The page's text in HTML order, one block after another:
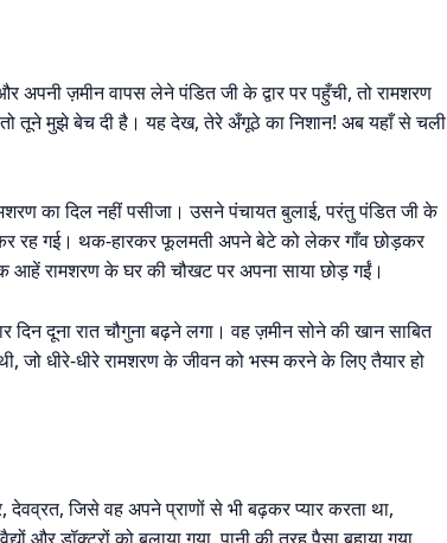
ज़मीन वापस लेने पंडित जी के द्वार पर पहुँची, तो रामशरण
तूने मुझे बेच दी है। यह देख, तेरे अँगूठे का निशान! अब यहाँ से चली
का दिल नहीं पसीजा। उसने पंचायत बुलाई, परंतु पंडित जी के
रह गई। थक-हारकर फूलमती अपने बेटे को लेकर गाँव छोड़कर
रामशरण के घर की चौखट पर अपना साया छोड़ गईं।
दिन दूना रात चौगुना बढ़ने लगा। वह ज़मीन सोने की खान साबित
जो धीरे-धीरे रामशरण के जीवन को भस्म करने के लिए तैयार हो
जिसे वह अपने प्राणों से भी बढ़कर प्यार करता था,